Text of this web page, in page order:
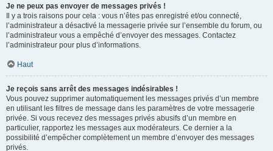
Je ne peux pas envoyer de messages privés !
Il y a trois raisons pour cela : vous n’êtes pas enregistré et/ou connecté,
l’administrateur a désactivé la messagerie privée sur l’ensemble du forum, ou
l’administrateur vous a empêché d’envoyer des messages. Contactez
l’administrateur pour plus d’informations.
Haut
Je reçois sans arrêt des messages indésirables !
Vous pouvez supprimer automatiquement les messages privés d’un membre
en utilisant les filtres de message dans les paramètres de votre messagerie
privée. Si vous recevez des messages privés abusifs d’un membre en
particulier, rapportez les messages aux modérateurs. Ce dernier a la
possibilité d’empêcher complètement un membre d’envoyer des messages
privés.